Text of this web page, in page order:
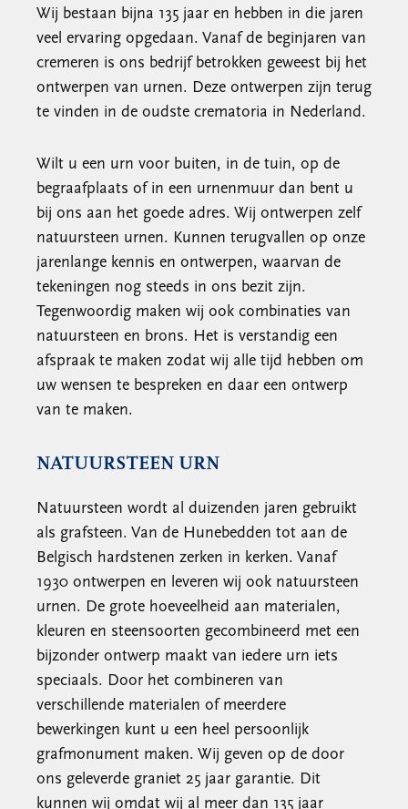
Wij bestaan bijna 135 jaar en hebben in die jaren
veel ervaring opgedaan. Vanaf de beginjaren van
cremeren is ons bedrijf betrokken geweest bij het
ontwerpen van urnen. Deze ontwerpen zijn terug
te vinden in de oudste crematoria in Nederland.
Wilt u een urn voor buiten, in de tuin, op de
begraafplaats of in een urnenmuur dan bent u
bij ons aan het goede adres. Wij ontwerpen zelf
natuursteen urnen. Kunnen terugvallen op onze
jarenlange kennis en ontwerpen, waarvan de
tekeningen nog steeds in ons bezit zijn.
Tegenwoordig maken wij ook combinaties van
natuursteen en brons. Het is verstandig een
afspraak te maken zodat wij alle tijd hebben om
uw wensen te bespreken en daar een ontwerp
van te maken.
NATUURSTEEN URN
Natuursteen wordt al duizenden jaren gebruikt
als grafsteen. Van de Hunebedden tot aan de
Belgisch hardstenen zerken in kerken. Vanaf
1930 ontwerpen en leveren wij ook natuursteen
urnen. De grote hoeveelheid aan materialen,
kleuren en steensoorten gecombineerd met een
bijzonder ontwerp maakt van iedere urn iets
speciaals. Door het combineren van
verschillende materialen of meerdere
bewerkingen kunt u een heel persoonlijk
grafmonument maken. Wij geven op de door
ons geleverde graniet 25 jaar garantie. Dit
kunnen wij omdat wij al meer dan 135 jaar